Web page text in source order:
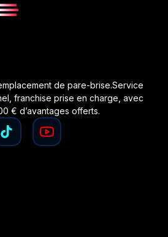
de pare-brise.Service
franchise prise en charge, avec
€ d’avantages offerts.